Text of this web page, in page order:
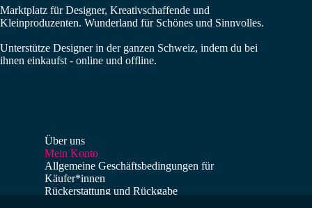
Marktplatz für Designer, Kreativschaffende und
Kleinproduzenten. Wunderland für Schönes und Sinnvolles.
Unterstütze Designer in der ganzen Schweiz, indem du bei
ihnen einkaufst - online und offline.
Über uns
Mein Konto
Allgemeine Geschäftsbedingungen für
Käufer*innen
Rückerstattung und Rückgabe